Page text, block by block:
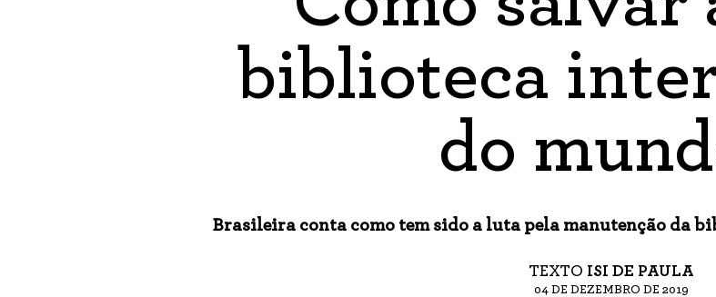
biblioteca
do
Brasileira conta como tem sido a luta pela manutenção da
TEXTO ISI DE PAULA
04 DE DEZEMBRO DE 2019